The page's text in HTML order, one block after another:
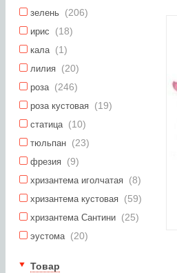
зелень (206)
ирис (18)
кала (1)
лилия (20)
роза (246)
роза кустовая (19)
статица (10)
тюльпан (23)
фрезия (9)
хризантема иголчатая (8)
хризантема кустовая (59)
хризантема Сантини (25)
эустома (20)
Товар